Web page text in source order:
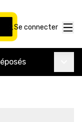
Se connecter